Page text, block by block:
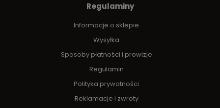
Regulaminy
Informacje o sklepie
Wysyłka
Sposoby płatności i prowizje
Regulamin
Polityka prywatności
Reklamacje i zwroty